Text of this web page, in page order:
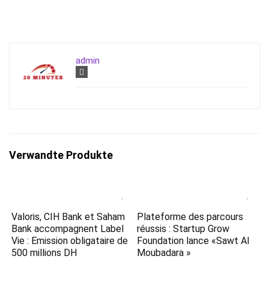
admin
Verwandte Produkte
Valoris, CIH Bank et Saham
Bank accompagnent Label
Vie : Emission obligataire de
500 millions DH
Plateforme des parcours
réussis : Startup Grow
Foundation lance «Sawt Al
Moubadara »